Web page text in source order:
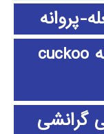
پروانه
الگوریتم جستجوی فاخته cuckoo
گرانشی